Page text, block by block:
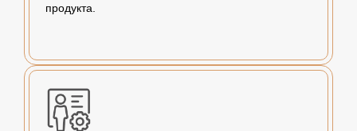
продукта.